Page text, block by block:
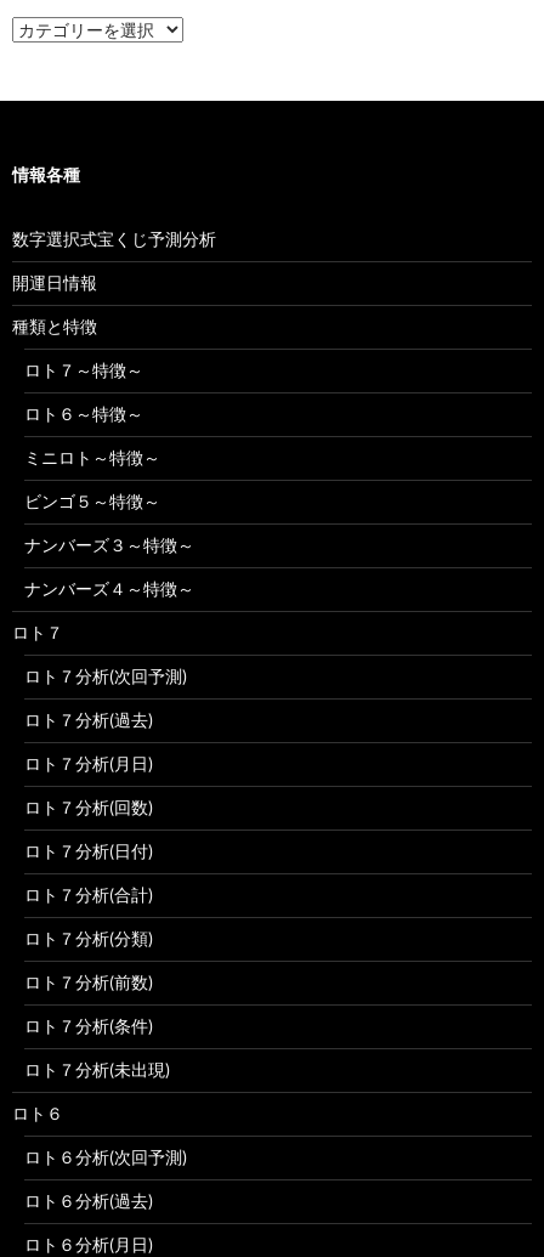
カ
テ
情報各種
数字選択式宝くじ予測分析
開運日情報
種類と特徴
ロト７～特徴～
ロト６～特徴～
ミニロト～特徴～
ビンゴ５～特徴～
ナンバーズ３～特徴～
ナンバーズ４～特徴～
ロト７
ロト７分析(次回予測)
ロト７分析(過去)
ロト７分析(月日)
ロト７分析(回数)
ロト７分析(日付)
ロト７分析(合計)
ロト７分析(分類)
ロト７分析(前数)
ロト７分析(条件)
ロト７分析(未出現)
ロト６
ロト６分析(次回予測)
ロト６分析(過去)
ロト６分析(月日)